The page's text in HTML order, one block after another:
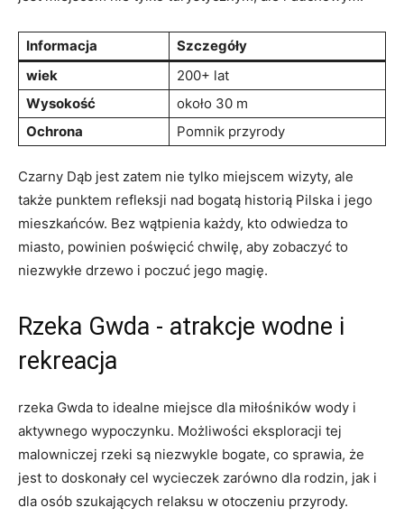
Informacja
Szczegóły
wiek
200+ lat
Wysokość
około 30 m
Ochrona
Pomnik przyrody
Czarny Dąb jest ⁣zatem nie tylko miejscem‌ wizyty, ale
także punktem refleksji⁣ nad ⁢bogatą historią Pilska i jego
mieszkańców. Bez⁣ wątpienia każdy, kto odwiedza to
miasto, powinien poświęcić chwilę, aby zobaczyć to
niezwykłe ‌drzewo i poczuć ‌jego ⁣magię.
Rzeka Gwda ⁤- atrakcje wodne i
rekreacja
rzeka⁣ Gwda to idealne⁢ miejsce ⁣dla miłośników wody i
aktywnego‌ wypoczynku. Możliwości eksploracji⁣ tej
malowniczej rzeki‍ są⁢ niezwykle bogate, co ​sprawia,‌ że
jest to doskonały cel wycieczek zarówno dla rodzin, jak i
dla osób⁣ szukających relaksu ⁤w otoczeniu przyrody.